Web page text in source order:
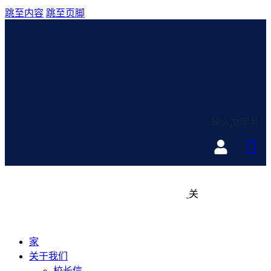
跳至内容 跳至页脚
关
家
关于我们